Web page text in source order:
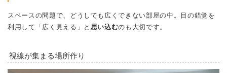
スペースの問題で、どうしても広くできない部屋の中。目の錯覚を
利用して「広く見える」と 思い込むのも大切です。
視線が集まる場所作り